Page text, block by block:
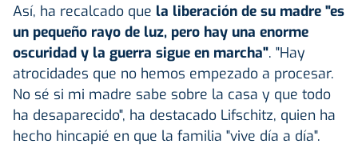
Así, ha recalcado que la liberación de su madre "es
un pequeño rayo de luz, pero hay una enorme
oscuridad y la guerra sigue en marcha". "Hay
atrocidades que no hemos empezado a procesar.
No sé si mi madre sabe sobre la casa y que todo
ha desaparecido", ha destacado Lifschitz, quien ha
hecho hincapié en que la familia "vive día a día".